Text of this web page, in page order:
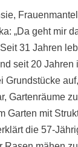
„Da geht mir
31 Jahren
seit 20 Jahren
Grundstücke
Gartenräume
Garten mit
die 57-